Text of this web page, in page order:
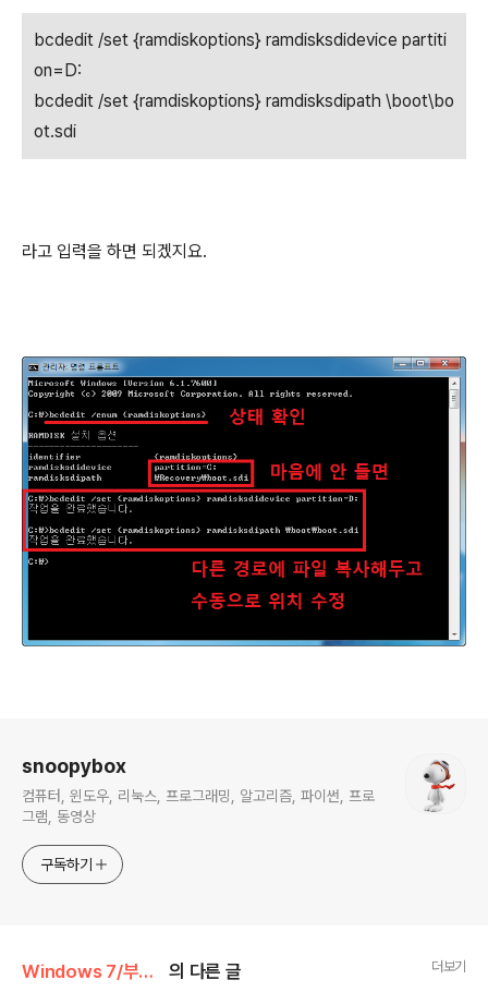
bcdedit /set {ramdiskoptions} ramdisksdidevice partiti
on=D:
bcdedit /set {ramdiskoptions} ramdisksdipath \boot\bo
ot.sdi
라고 입력을 하면 되겠지요.
snoopybox
컴퓨터, 윈도우, 리눅스, 프로그래밍, 알고리즘, 파이썬, 프로
그램, 동영상
구독하기
Windows 7/부팅 & PE 이야기 의 다른 글 더보기